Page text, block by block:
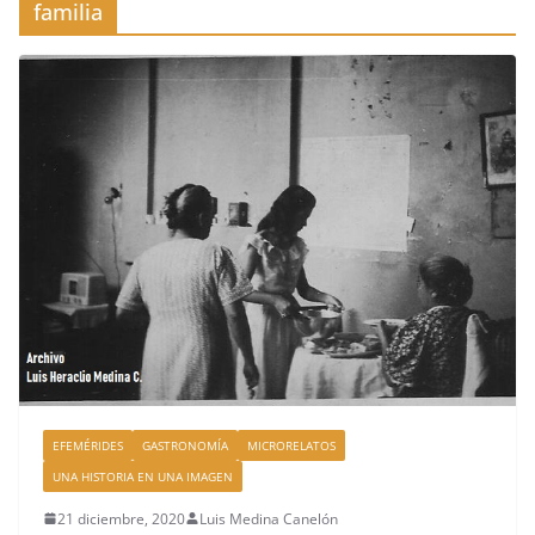
familia
EFEMÉRIDES GASTRONOMÍA
MICRORELATOS
UNA HISTORIA EN UNA IMAGEN
21 diciembre, 2020 Luis Medina Canelón